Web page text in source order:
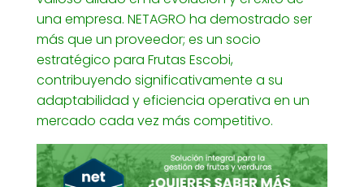
una empresa. NETAGRO ha demostrado ser
más que un proveedor; es un socio
estratégico para Frutas Escobi,
contribuyendo significativamente a su
adaptabilidad y eficiencia operativa en un
mercado cada vez más competitivo.